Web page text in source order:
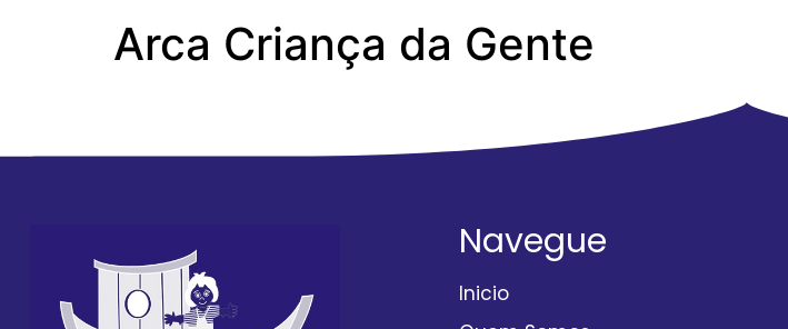
Arca Criança da Gente
RP 10 RECURSO ESTADUAL 2º
Navegue
Inicio